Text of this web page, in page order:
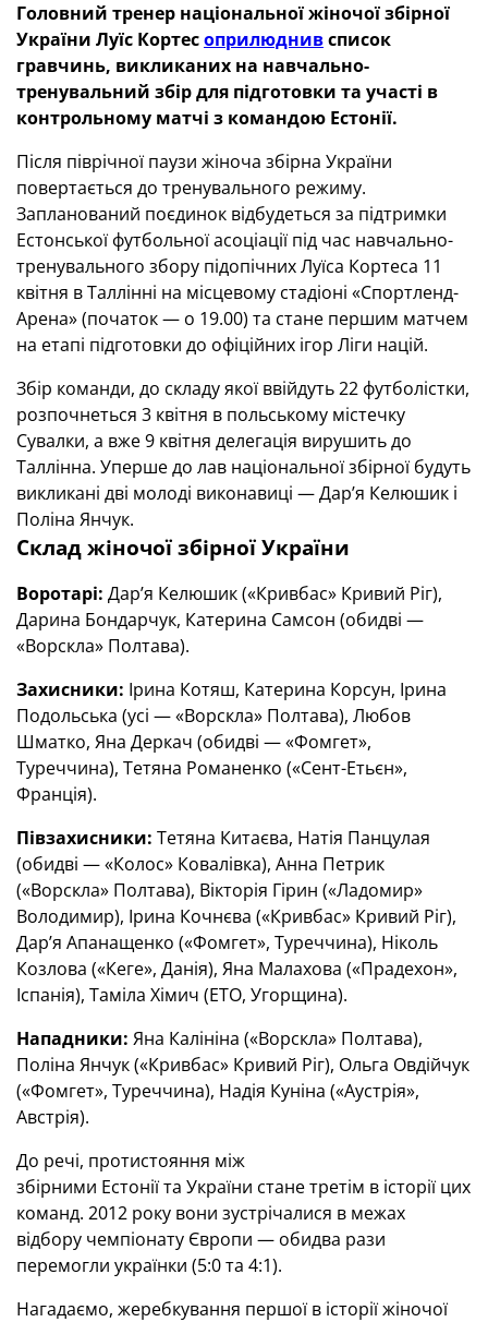
Головний тренер національної жіночої збірної
України Луїс Кортесоприлюднивсписок
гравчинь, викликаних на навчально-
тренувальний збір для підготовки та участі в
контрольному матчі з командою Естонії.
Після піврічної паузи жіноча збірна України
повертається до тренувального режиму.
Запланований поєдинок відбудеться за підтримки
Естонської футбольної асоціації під час навчально-
тренувального збору підопічних Луїса Кортеса 11
квітня в Таллінні на місцевому стадіоні «Спортленд-
Арена» (початок — о 19.00) та стане першим матчем
на етапі підготовки до офіційних ігор Ліги націй.
Збір команди, до складу якої ввійдуть 22 футболістки,
розпочнеться 3 квітня в польському містечку
Сувалки, а вже 9 квітня делегація вирушить до
Таллінна. Уперше до лав національної збірної будуть
викликані дві молоді виконавиці — Дар’я Келюшик і
Поліна Янчук.
Склад жіночої збірної України
Воротарі: Дар’я Келюшик («Кривбас» Кривий Ріг),
Дарина Бондарчук, Катерина Самсон (обидві —
«Ворскла» Полтава).
Захисники: Ірина Котяш, Катерина Корсун, Ірина
Подольська (усі — «Ворскла» Полтава), Любов
Шматко, Яна Деркач (обидві — «Фомгет»,
Туреччина), Тетяна Романенко («Сент-Етьєн»,
Франція).
Півзахисники: Тетяна Китаєва, Натія Панцулая
(обидві — «Колос» Ковалівка), Анна Петрик
(«Ворскла» Полтава), Вікторія Гірин («Ладомир»
Володимир), Ірина Кочнєва («Кривбас» Кривий Ріг),
Дар’я Апанащенко («Фомгет», Туреччина), Ніколь
Козлова («Кеге», Данія), Яна Малахова («Прадехон»,
Іспанія), Таміла Хімич (ЕТО, Угорщина).
Нападники: Яна Калініна («Ворскла» Полтава),
Поліна Янчук («Кривбас» Кривий Ріг), Ольга Овдійчук
(«Фомгет», Туреччина), Надія Куніна («Аустрія»,
Австрія).
До речі, протистояння між
збірними Естонії та України стане третім в історії цих
команд. 2012 року вони зустрічалися в межах
відбору чемпіонату Європи — обидва рази
перемогли українки (5:0 та 4:1).
Нагадаємо, жеребкування першої в історії жіночої